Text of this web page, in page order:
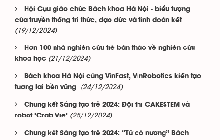
Hội Cựu giáo chức Bách khoa Hà Nội - biểu tượng
của truyền thống tri thức, đạo đức và tình đoàn kết
(19/12/2024)
Hơn 100 nhà nghiên cứu trẻ bàn thảo về nghiên cứu
khoa học (21/12/2024)
Bách khoa Hà Nội cùng VinFast, VinRobotics kiến tạo
tương lai bền vững
(24/12/2024)
Chung kết Sáng tạo trẻ 2024: Đội thi CAKESTEM và
robot ‘Crab Vie’ (25/12/2024)
Chung kết Sáng tạo trẻ 2024: “Tứ cô nương” Bách